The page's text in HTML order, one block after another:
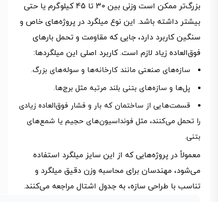
بزرگ‌تر ممکن است وزنی بین 30 تا 45 کیلوگرم یا حتی
بیشتر داشته باشد. این نوع میلگرد در پروژه‌های خاص و
سنگین کاربرد دارد، جایی که مقاومت و تحمل بارهای
فوق‌العاده زیاد لازم است. کاربرد اصلی این میلگردها:
سازه‌های صنعتی مانند کارخانه‌ها و سوله‌های بزرگ.
پل‌ها و سازه‌های بتنی بلند مرتبه مثل برج‌ها.
قسمت‌هایی از ساختمان که بار و فشار فوق‌العاده زیادی
را تحمل می‌کنند، مثل فونداسیون‌های حجیم یا شمع‌های
بتنی.
معمولاً در پروژه‌هایی که از این سایز میلگرد استفاده
می‌شود، مهندسان برای محاسبه وزن دقیق میلگرد و
تناسب با طراحی سازه، به جدول اشتال مراجعه می‌کنند.